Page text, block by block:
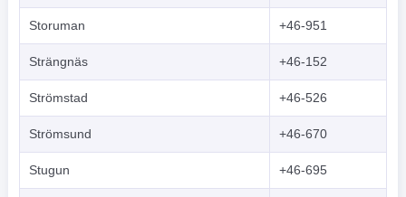
Storuman +46-951
Strängnäs +46-152
Strömstad +46-526
Strömsund +46-670
Stugun +46-695